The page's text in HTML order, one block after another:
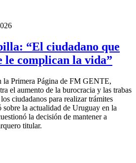
“El ciudadano que
le complican la vida”
la Primera Página de FM GENTE,
el aumento de la burocracia y las trabas
ciudadanos para realizar trámites
la actualidad de Uruguay en la
la decisión de mantener a
titular.